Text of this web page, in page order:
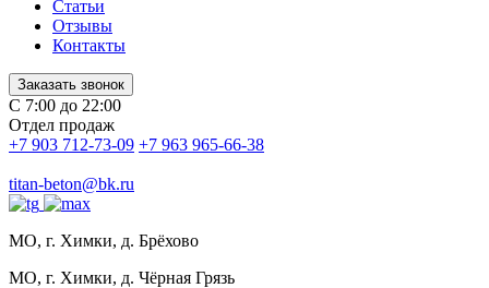
Статьи
Отзывы
Контакты
Заказать звонок
С 7:00 до 22:00
Отдел продаж
+7 903 712-73-09 +7 963 965-66-38
titan-beton@bk.ru
МО, г. Химки, д. Брёхово
МО, г. Химки, д. Чёрная Грязь